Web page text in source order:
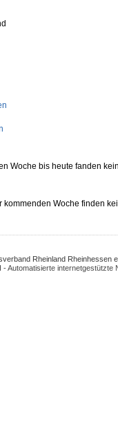
Woche bis heute fanden
kommenden Woche finden
Rheinland Rheinhessen
- Automatisierte internetgestützte